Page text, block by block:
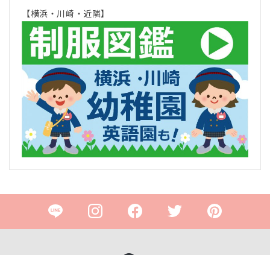
【横浜・川崎・近隣】